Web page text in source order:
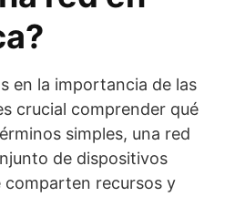
en la importancia de las
crucial comprender qué
simples, una red
de dispositivos
recursos y